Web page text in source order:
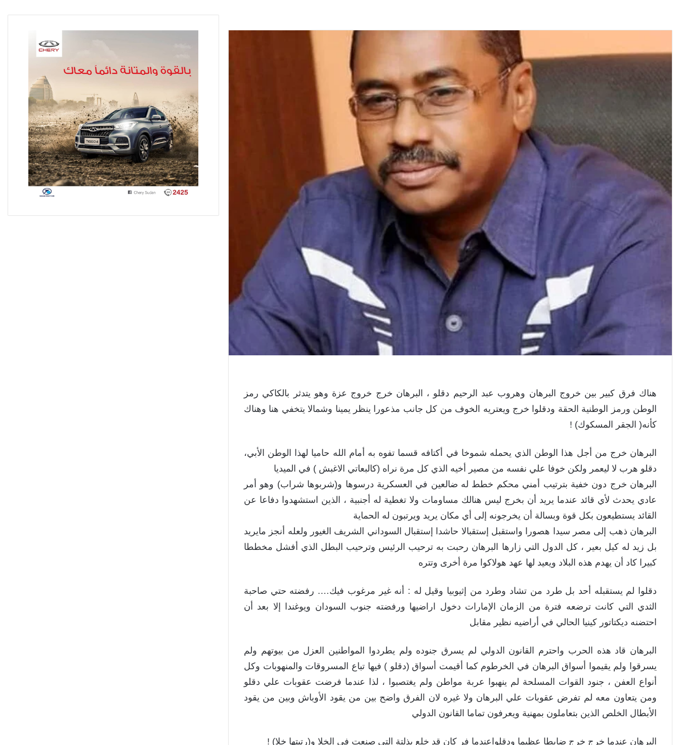
هناك فرق كبير بين خروج البرهان وهروب عبد الرحيم دقلو ، البرهان خرج خروج عزة وهو يتدثر بالكاكي رمز
الوطن ورمز الوطنية الحقة ودقلوا خرج ويعتريه الخوف من كل جانب مذعورا ينظر يمينا وشمالا يتخفي هنا وهناك
كأنه( الجقر المسكوك) !
البرهان خرج من أجل هذا الوطن الذي يحمله شموخا في أكتافه قسما تفوه به أمام الله حاميا لهذا الوطن الأبي،
دقلو هرب لا ليعمر ولكن خوفا علي نفسه من مصير أخيه الذي كل مرة نراه (كالبعاتي الاغبش ) في الميديا
البرهان خرج دون خفية بترتيب أمني محكم خطط له ضالعين في العسكرية درسوها و(شربوها شراب) وهو أمر
عادي يحدث لأي قائد عندما يريد أن بخرج ليس هنالك مساومات ولا تغطية له أجنبية ، الذين استشهدوا دفاعا عن
القائد يستطيعون بكل قوة وبسالة أن يخرجونه إلى أي مكان يريد ويرتبون له الحماية
البرهان ذهب إلى مصر سيدا هصورا واستقبل إستقبالا حاشدا إستقبال السوداني الشريف الغيور ولعله أنجز مايريد
بل زيد له كيل بعير ، كل الدول التي زارها البرهان رحبت به ترحيب الرئيس وترحيب البطل الذي أفشل مخططا
كبيرا كاد أن يهدم هذه البلاد ويعيد لها عهد هولاكوا مرة أخرى وتتره
دقلوا لم يستقبله أحد بل طرد من تشاد وطرد من إثيوبيا وقيل له : أنه غير مرغوب فيك…. رفضته حتي صاحبة
الثدي التي كانت ترضعه فترة من الزمان الإمارات دخول اراضيها ورفضته جنوب السودان ويوغندا إلا بعد أن
احتضنه ديكتاتور كينيا الحالي في أراضيه نظير مقابل
البرهان قاد هذه الحرب واحترم القانون الدولي لم يسرق جنوده ولم يطردوا المواطنين العزل من بيوتهم ولم
يسرقوا ولم يقيموا أسواق البرهان في الخرطوم كما أقيمت أسواق (دقلو ) فيها تباع المسروقات والمنهوبات وكل
أنواع العفن ، جنود القوات المسلحة لم ينهبوا عربة مواطن ولم يغتصبوا ، لذا عندما فرضت عقوبات علي دقلو
ومن يتعاون معه لم تفرض عقوبات علي البرهان ولا غيره لان الفرق واضح بين من يقود الأوباش وبين من يقود
الأبطال الخلص الذين بتعاملون بمهنية ويعرفون تماما القانون الدولي
البرهان عندما خرج خرج ضابطا عظيما ودقلواعندما فر كان قد خلع بذلتة التي صنعت في الخلا و(رتبتها خلا) !